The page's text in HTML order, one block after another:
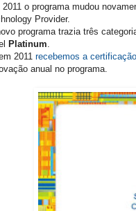
2011 o programa mudou
Provider.
programa trazia três
Platinum
2011 recebemos a
anual no programa.